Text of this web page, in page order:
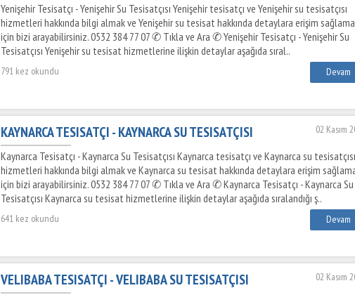
Yenişehir Tesisatçı - Yenişehir Su Tesisatçısı Yenişehir tesisatçı ve Yenişehir su tesisatçısı
hizmetleri hakkında bilgi almak ve Yenişehir su tesisat hakkında detaylara erişim
için bizi arayabilirsiniz. 0532 384 77 07 ✆ Tıkla ve Ara ✆ Yenişehir Tesisatçı - Yenişehir Su
Tesisatçısı Yenişehir su tesisat hizmetlerine ilişkin detaylar aşağıda sıral..
791 kez okundu Devam
02 Kasım
KAYNARCA TESISATÇI - KAYNARCA SU TESISATÇISI
Kaynarca Tesisatçı - Kaynarca Su Tesisatçısı Kaynarca tesisatçı ve Kaynarca su tesisatçısı
hizmetleri hakkında bilgi almak ve Kaynarca su tesisat hakkında detaylara erişim
için bizi arayabilirsiniz. 0532 384 77 07 ✆ Tıkla ve Ara ✆ Kaynarca Tesisatçı - Kaynarca Su
Tesisatçısı Kaynarca su tesisat hizmetlerine ilişkin detaylar aşağıda sıralandığı ş..
641 kez okundu Devam
02 Kasım
VELIBABA TESISATÇI - VELIBABA SU TESISATÇISI